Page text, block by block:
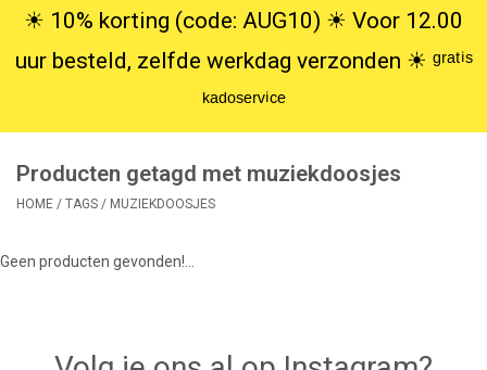
Knuffels
Poppen
SALE
☀︎ 10% korting (code: AUG10) ☀︎ Voor 12.00
uur besteld, zelfde werkdag verzonden ☀︎ ᵍʳᵃᵗⁱˢ
ᵏᵃᵈᵒˢᵉʳᵛⁱᶜᵉ
Producten getagd met muziekdoosjes
HOME / TAGS / MUZIEKDOOSJES
Geen producten gevonden!...